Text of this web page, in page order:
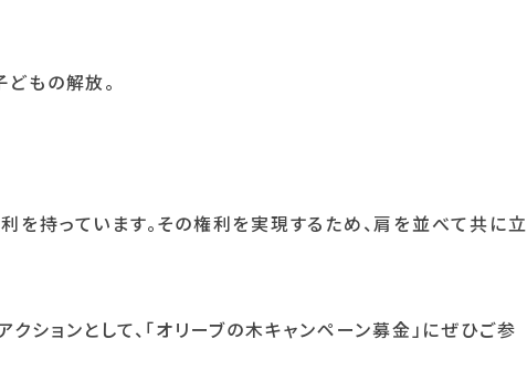
もの解放。
を持っています。その権利を実現するため、肩を並べて共に立
ションとして、「オリーブの木キャンペーン募金」にぜひご参